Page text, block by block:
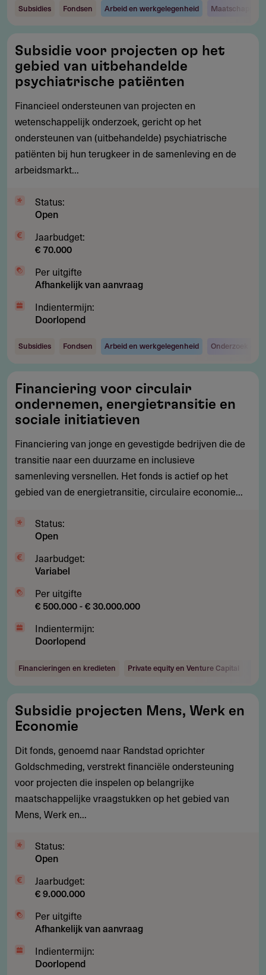
Subsidies Fondsen Arbeid en werkgelegenheid Maatschappij
voor
projecten
op
het
gebied
van
uitbehandelde
psychiatrische
Subsidie voor projecten op het
gebied van uitbehandelde
psychiatrische patiënten
Financieel ondersteunen van projecten en
wetenschappelijk onderzoek, gericht op het
ondersteunen van (uitbehandelde) psychiatrische
patiënten bij hun terugkeer in de samenleving en de
arbeidsmarkt...
Status:
Open
Jaarbudget:
€ 70.000
Per uitgifte
Afhankelijk van aanvraag
Indientermijn:
Doorlopend
Subsidies Fondsen Arbeid en werkgelegenheid Onderzoek en
voor
circulair
ondernemen,
energietransitie
en
sociale
initiatieven
Financiering voor circulair
ondernemen, energietransitie en
sociale initiatieven
Financiering van jonge en gevestigde bedrijven die de
transitie naar een duurzame en inclusieve
samenleving versnellen. Het fonds is actief op het
gebied van de energietransitie, circulaire economie...
Status:
Open
Jaarbudget:
Variabel
Per uitgifte
€ 500.000 - € 30.000.000
Indientermijn:
Doorlopend
Financieringen en kredieten Private equity en Venture Capital
projecten
Mens,
Werk
en
Economie
Subsidie projecten Mens, Werk en
Economie
Dit fonds, genoemd naar Randstad oprichter
Goldschmeding, verstrekt financiële ondersteuning
voor projecten die inspelen op belangrijke
maatschappelijke vraagstukken op het gebied van
Mens, Werk en...
Status:
Open
Jaarbudget:
€ 9.000.000
Per uitgifte
Afhankelijk van aanvraag
Indientermijn:
Doorlopend